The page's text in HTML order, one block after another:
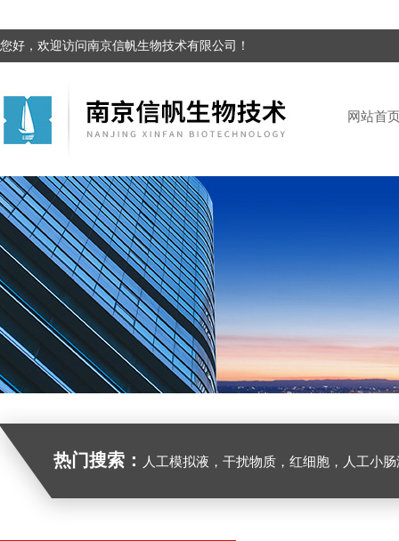
您好，欢迎访问南京信帆生物技术有限公司！
网站首
热门搜索： 人工模拟液，干扰物质，红细胞，人工小